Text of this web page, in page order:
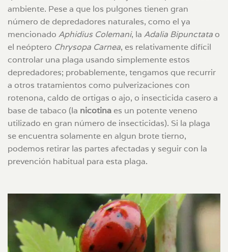
ambiente. Pese a que los pulgones tienen gran
número de depredadores naturales, como el ya
mencionado Aphidius Colemani, la Adalia Bipunctatao
el neóptero Chrysopa Carnea, es relativamente difícil
controlar una plaga usando simplemente estos
depredadores; probablemente, tengamos que recurrir
a otros tratamientos como pulverizaciones con
rotenona, caldo de ortigas o ajo, o insecticida casero a
base de tabaco (la nicotina es un potente veneno
utilizado en gran número de insecticidas). Si la plaga
se encuentra solamente en algun brote tierno,
podemos retirar las partes afectadas y seguir con la
prevención habitual para esta plaga.